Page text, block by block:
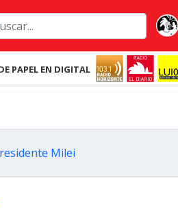
PAPEL EN DIGITAL
Milei